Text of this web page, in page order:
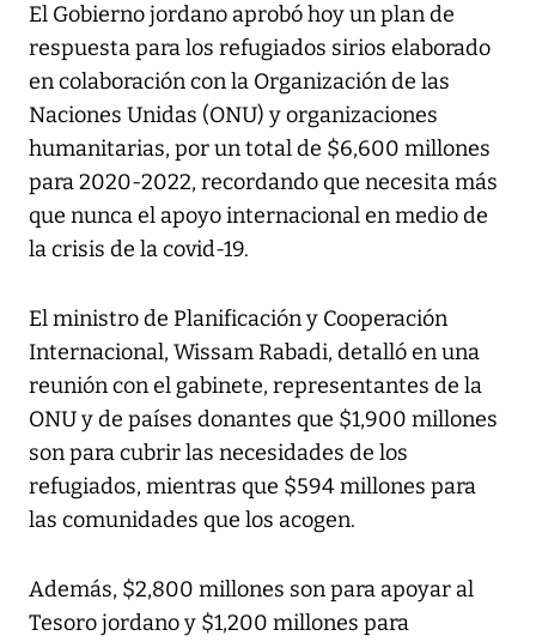
El Gobierno jordano aprobó hoy un plan de
respuesta para los refugiados sirios elaborado
en colaboración con la Organización de las
Naciones Unidas (ONU) y organizaciones
humanitarias, por un total de $6,600 millones
para 2020-2022, recordando que necesita más
que nunca el apoyo internacional en medio de
la crisis de la covid-19.
El ministro de Planificación y Cooperación
Internacional, Wissam Rabadi, detalló en una
reunión con el gabinete, representantes de la
ONU y de países donantes que $1,900 millones
son para cubrir las necesidades de los
refugiados, mientras que $594 millones para
las comunidades que los acogen.
Además, $2,800 millones son para apoyar al
Tesoro jordano y $1,200 millones para